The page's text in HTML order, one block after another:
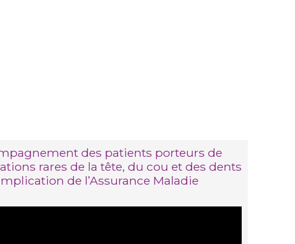
des patients porteurs de
rares de la tête, du cou et des dents
de l’Assurance Maladie